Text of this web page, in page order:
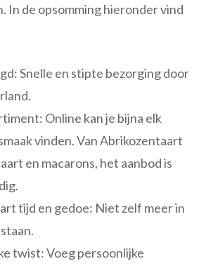
In de opsomming hieronder vind
Snelle en stipte bezorging door
Online kan je bijna elk
vinden. Van Abrikozentaart
en macarons, het aanbod is
tijd en gedoe: Niet zelf meer in
twist: Voeg persoonlijke